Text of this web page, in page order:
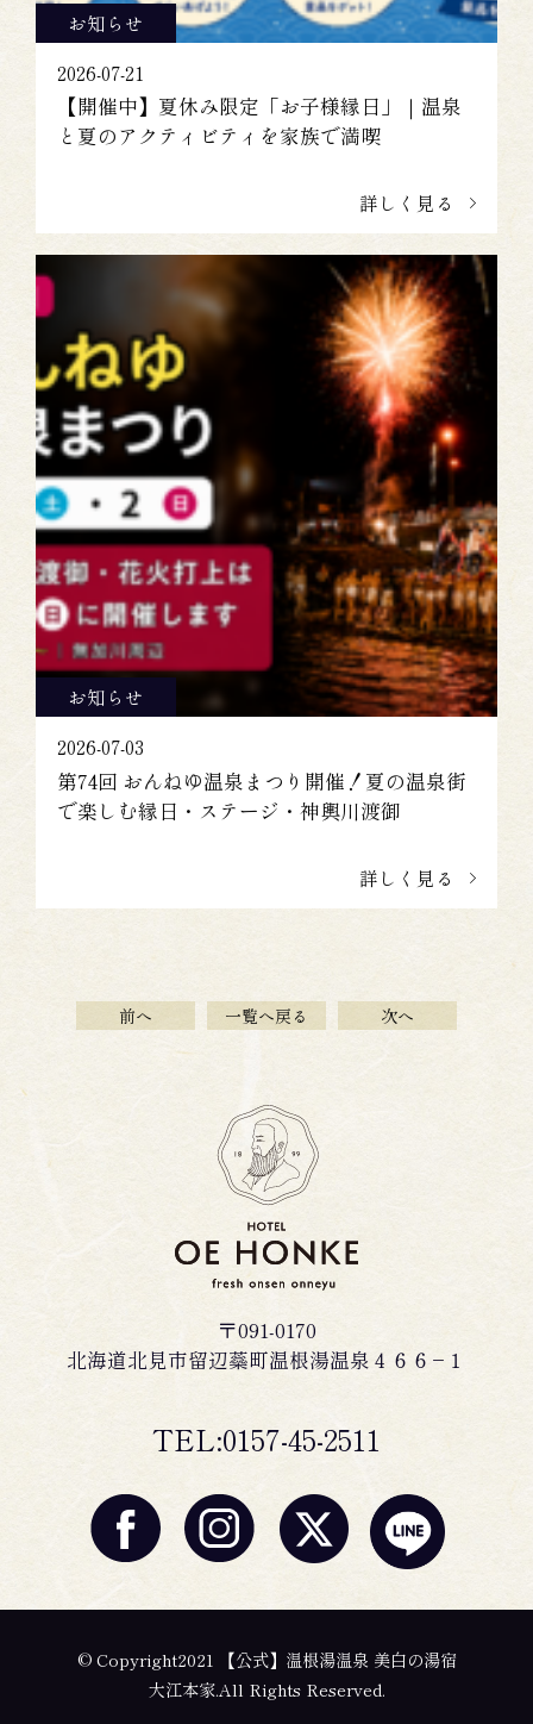
お知らせ
2026-07-21
【開催中】夏休み限定「お子様縁日」｜温泉
と夏のアクティビティを家族で満喫
詳しく見る
お知らせ
2026-07-03
第74回 おんねゆ温泉まつり開催！夏の温泉街
で楽しむ縁日・ステージ・神輿川渡御
詳しく見る
前へ 一覧へ戻る 次へ
〒091-0170
北海道北見市留辺蘂町温根湯温泉４６６−１
TEL:0157-45-2511
© Copyright2021 【公式】温根湯温泉 美白の湯宿
大江本家.All Rights Reserved.